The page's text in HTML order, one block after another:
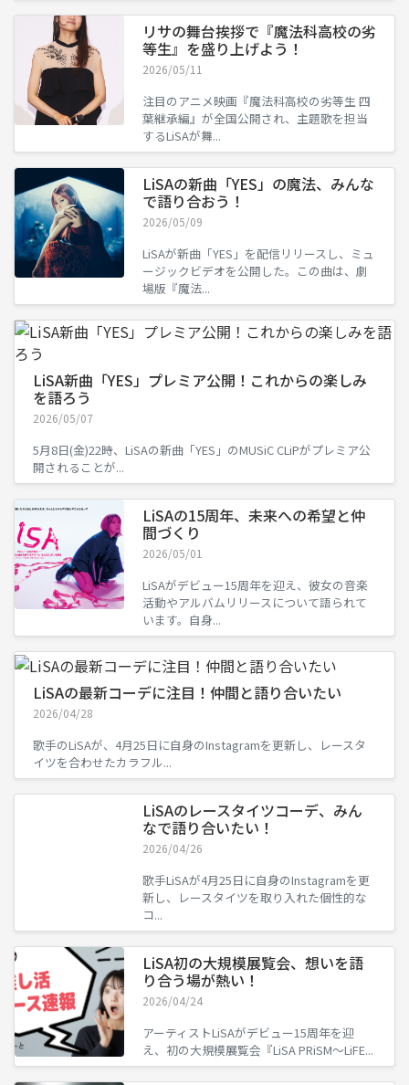
リサの舞台挨拶で『魔法科高校の劣
等生』を盛り上げよう！
2026/05/11
注目のアニメ映画『魔法科高校の劣等生 四
葉継承編』が全国公開され、主題歌を担当
するLiSAが舞...
LiSAの新曲「YES」の魔法、みんな
で語り合おう！
2026/05/09
LiSAが新曲「YES」を配信リリースし、ミュ
ージックビデオを公開した。この曲は、劇
場版『魔法...
LiSA新曲「YES」プレミア公開！これからの楽しみ
を語ろう
2026/05/07
5月8日(金)22時、LiSAの新曲「YES」のMUSiC CLiPがプレミア公
開されることが...
LiSAの15周年、未来への希望と仲
間づくり
2026/05/01
LiSAがデビュー15周年を迎え、彼女の音楽
活動やアルバムリリースについて語られて
います。自身...
LiSAの最新コーデに注目！仲間と語り合いたい
2026/04/28
歌手のLiSAが、4月25日に自身のInstagramを更新し、レースタ
イツを合わせたカラフル...
LiSAのレースタイツコーデ、みん
なで語り合いたい！
2026/04/26
歌手LiSAが4月25日に自身のInstagramを更
新し、レースタイツを取り入れた個性的な
コ...
LiSA初の大規模展覧会、想いを語
り合う場が熱い！
2026/04/24
アーティストLiSAがデビュー15周年を迎
え、初の大規模展覧会『LiSA PRiSM〜LiFE...